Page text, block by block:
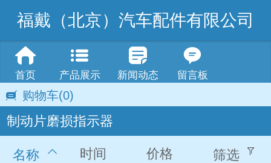
福戴（北京）汽车配件有限公司
首页 产品展示 新闻动态 留言板
购物车(0)
制动片磨损指示器
名称 时间 价格 筛选